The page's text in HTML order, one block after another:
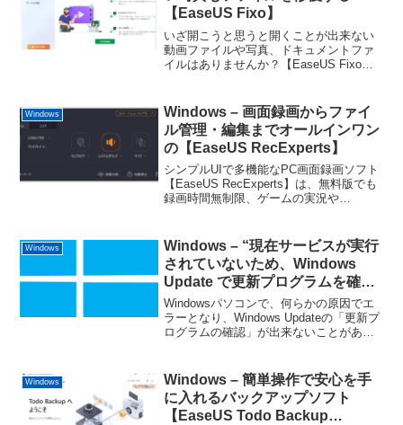
【EaseUS Fixo】
いざ開こうと思うと開くことが出来ない
動画ファイルや写真、ドキュメントファ
イルはありませんか？【EaseUS Fixo】
することができるオールインワンファイ
ル修復ソフトです。
Windows
Windows – 画面録画からファイ
ル管理・編集までオールインワン
の【EaseUS RecExperts】
シンプルUIで多機能なPC画面録画ソフト
【EaseUS RecExperts】は、無料版でも
録画時間無制限、ゲームの実況や
スケジュール録画もでき、監視カメラ代
わりにも出来そうです。
Windows
Windows – “現在サービスが実行
されていないため、Windows
Update で更新プログラムを確認
できません”を解決する方法
Windowsパソコンで、何らかの原因でエ
ラーとなり、Windows Updateの「更新プ
ログラムの確認」が出来ないことがあり
いないため、Windows Updat...
Windows
Windows – 簡単操作で安心を手
に入れるバックアップソフト
【EaseUS Todo Backup